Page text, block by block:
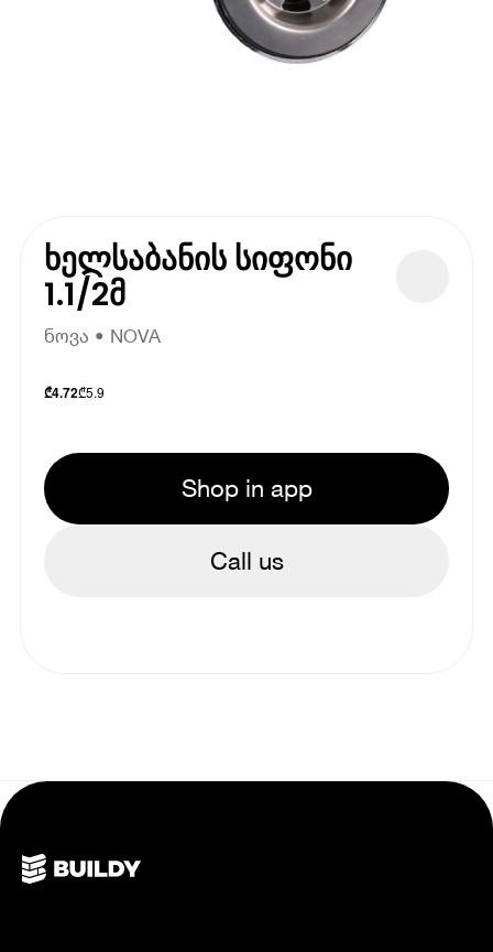
ხელსაბანის სიფონი
1.1/2მ
ნოვა • NOVA
₾4.72₾5.9
Shop in app
Call us